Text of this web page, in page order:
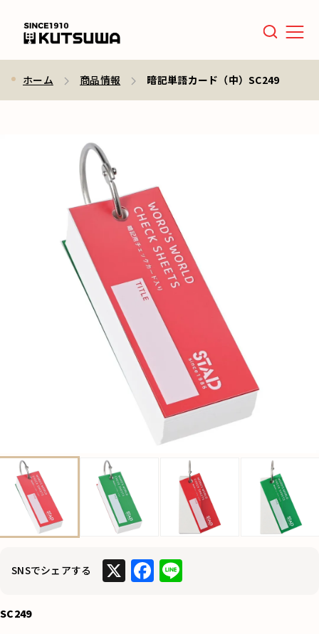
Menu
ホーム 商品情報 暗記単語カード（中）SC249
SNSでシェアする X F Li
SC249